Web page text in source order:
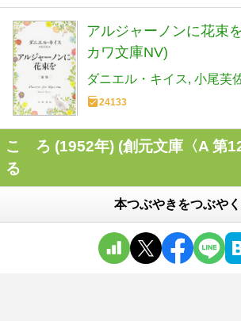
アルジャーノンに花束
カワ文庫NV)
ダニエル・キイス 小尾芙
24133
こゝろ (1952年) (創元文庫〈A 第
る
本つぶやきをつぶやく